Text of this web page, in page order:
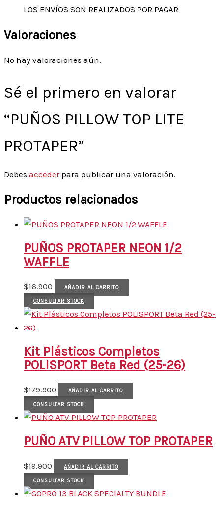
LOS ENVÍOS SON REALIZADOS POR PAGAR
Valoraciones
No hay valoraciones aún.
Sé el primero en valorar
“PUÑOS PILLOW TOP LITE
PROTAPER”
Debes accederpara publicar una valoración.
Productos relacionados
PUÑOS PROTAPER NEON 1/2
WAFFLE
$16.900 AÑADIR AL CARRITO
CONSULTAR STOCK
Kit Plásticos Completos
POLISPORT Beta Red (25-26)
$179.900 AÑADIR AL CARRITO
CONSULTAR STOCK
PUÑO ATV PILLOW TOP PROTAPER
$19.900 AÑADIR AL CARRITO
CONSULTAR STOCK